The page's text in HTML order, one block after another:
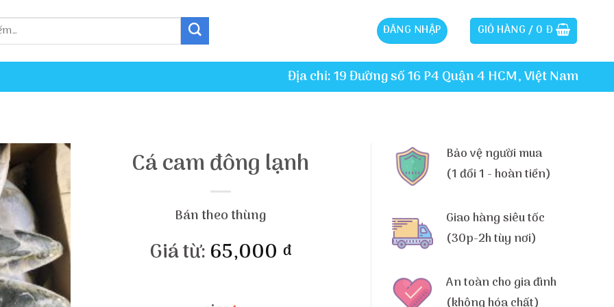
ĐĂNG NHẬP GIỎ HÀNG / 0 Đ
Địa chỉ: 19 Đường số 16 P4 Quận 4 HCM, Việt Nam
Cá cam đông lạnh
Bán theo thùng
Giá từ:65,000 đ
Bảo vệ người mua
(1 đổi 1 - hoàn tiền)
Giao hàng siêu tốc
(30p-2h tùy nơi)
An toàn cho gia đình
(không hóa chất)